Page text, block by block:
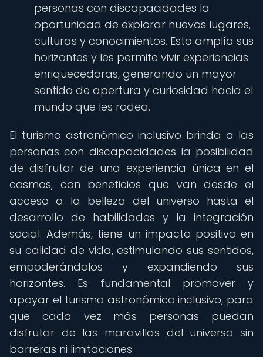
personas con discapacidades la
oportunidad de explorar nuevos lugares,
culturas y conocimientos. Esto amplía sus
horizontes y les permite vivir experiencias
enriquecedoras, generando un mayor
sentido de apertura y curiosidad hacia el
mundo que les rodea.
El turismo astronómico inclusivo brinda a las
personas con discapacidades la posibilidad
de disfrutar de una experiencia única en el
cosmos, con beneficios que van desde el
acceso a la belleza del universo hasta el
desarrollo de habilidades y la integración
social. Además, tiene un impacto positivo en
su calidad de vida, estimulando sus sentidos,
empoderándolos y expandiendo sus
horizontes. Es fundamental promover y
apoyar el turismo astronómico inclusivo, para
que cada vez más personas puedan
disfrutar de las maravillas del universo sin
barreras ni limitaciones.